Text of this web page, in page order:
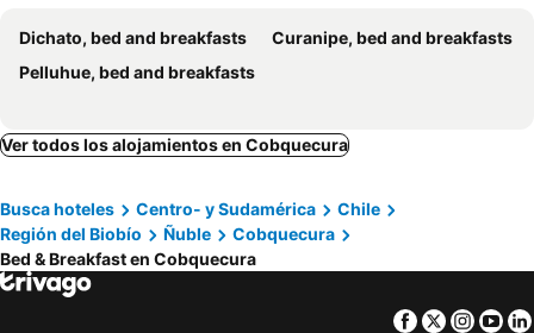
Dichato, bed and breakfasts
Curanipe, bed and breakfasts
Pelluhue, bed and breakfasts
Ver todos los alojamientos en Cobquecura
Busca hoteles Centro- y Sudamérica
Chile
Región del Biobío
Ñuble
Cobquecura
Bed & Breakfast en Cobquecura
Facebook
Twitter